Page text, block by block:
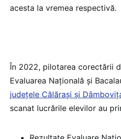
acesta la vremea respectivă.
În 2022, pilotarea corectării
Evaluarea Națională și
județele Călărași și
scanat lucrările elevilor au